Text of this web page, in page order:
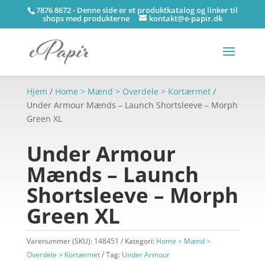
7876 8672 - Denne side er et produktkatalog og linker til
shops med produkterne kontakt@e-papir.dk
Hjem / Home > Mænd > Overdele > Kortærmet/
Under Armour Mænds – Launch Shortsleeve – Morph
Green XL
Under Armour
Mænds – Launch
Shortsleeve – Morph
Green XL
Varenummer (SKU): 148451 Kategori: Home > Mænd >
Overdele > Kortærmet
Tag: Under Armour